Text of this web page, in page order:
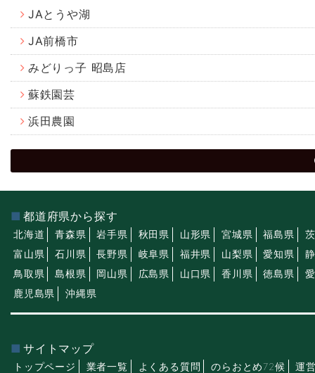
JAとうや湖
JA前橋市
みどりっ子 昭島店
蘇鉄園芸
浜田農園
都道府県から探す
北海道 青森県 岩手県 秋田県 山形県 宮城県 福島県
富山県
石川県 長野県 岐阜県 福井県 山梨県 愛知県
鳥取県
島根県 岡山県 広島県 山口県 香川県 徳島県
鹿児島県
沖縄県
サイトマップ
トップページ 業者一覧 よくある質問 のらおとめ72候 運